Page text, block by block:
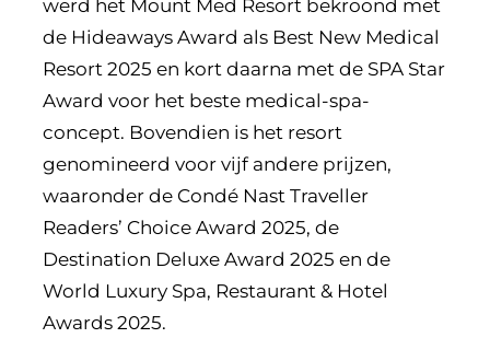
werd het Mount Med Resort bekroond met
de Hideaways Award als Best New Medical
Resort 2025 en kort daarna met de SPA Star
Award voor het beste medical-spa-
concept. Bovendien is het resort
genomineerd voor vijf andere prijzen,
waaronder de Condé Nast Traveller
Readers’ Choice Award 2025, de
Destination Deluxe Award 2025 en de
World Luxury Spa, Restaurant & Hotel
Awards 2025.